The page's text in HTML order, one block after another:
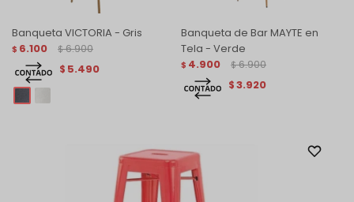
Banqueta VICTORIA - Gris
$ 6.100 $ 6.900
$ 5.490
Banqueta de Bar MAYTE en
Tela - Verde
$ 4.900 $ 6.900
$3.920